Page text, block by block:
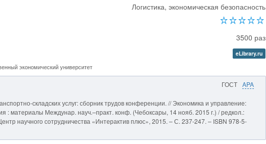
Логистика, экономическая безопасность
3500 раз
eLibrary.ru
экономический университет
ГОСТ APA
складских услуг: сборник трудов конференции. // Экономика и управление:
: материалы Междунар. науч.–практ. конф. (Чебоксары, 14 нояб. 2015 г.) / редкол.:
научного сотрудничества «Интерактив плюс», 2015. – С. 237-247. – ISBN 978-5-